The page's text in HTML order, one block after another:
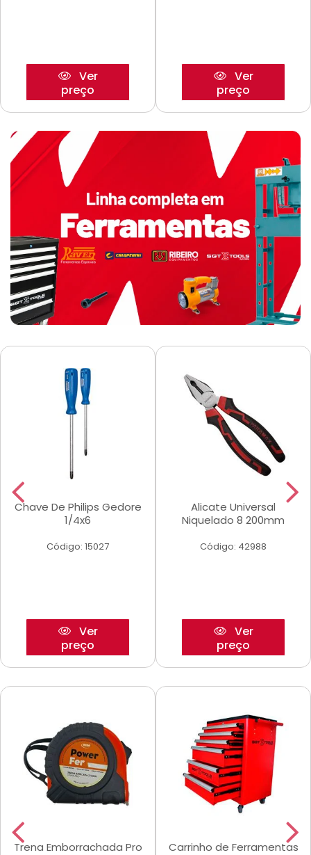
Ver
preço
Ver
preço
Chave De Philips Gedore
1/4x6
Código: 15027
Ver
preço
Alicate Universal
Niquelado 8 200mm
Código: 42988
Ver
preço
Trena Emborrachada Pro
Carrinho de Ferramentas